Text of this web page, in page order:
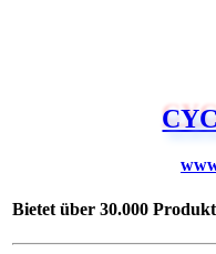
Bietet über 30.000